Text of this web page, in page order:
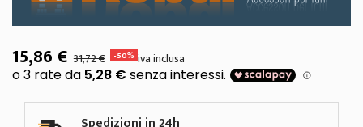
15,86 € 31,72 € -50% iva inclusa